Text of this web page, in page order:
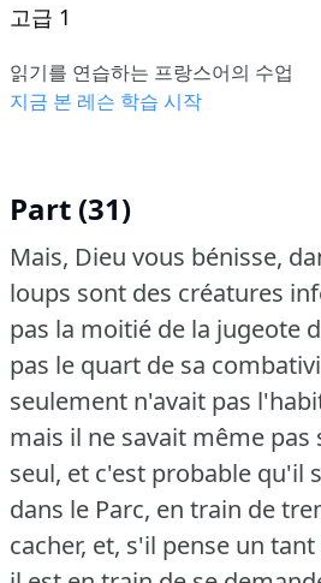
고급 1
읽기를 연습하는 프랑스어의 수업
지금 본 레슨 학습 시작
Part (31)
Mais, Dieu vous bénisse,
loups sont des créatures
pas la moitié de la jugeote
pas le quart de sa
seulement n'avait pas
mais il ne savait même
seul, et c'est probable qu'il
dans le Parc, en train de
cacher, et, s'il pense un